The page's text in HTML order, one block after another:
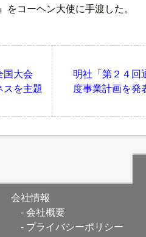
コーヘン大使に手渡した。
国大会
スを主題
明社「第２４
度事業計画を発
会社情報
会社概要
プライバシーポリシー